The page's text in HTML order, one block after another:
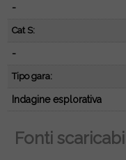
-
Cat S:
-
Tipo gara:
Indagine esplorativa
Fonti